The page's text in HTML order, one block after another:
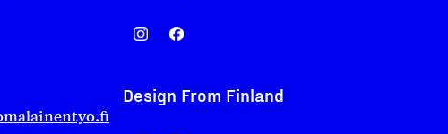
Design From Finland